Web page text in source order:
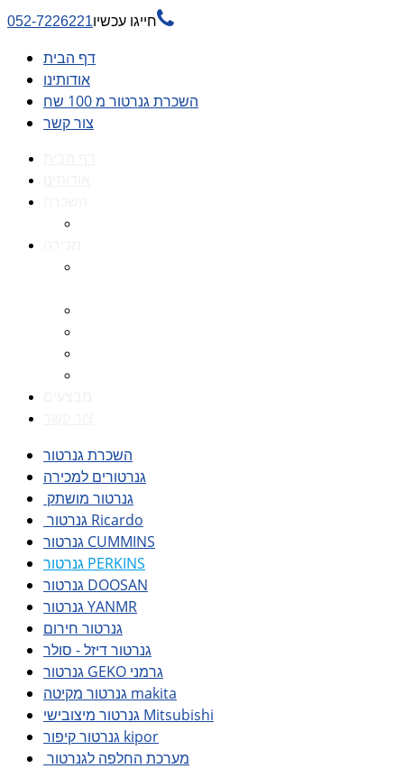
חייגו עכשיו052-7226221 
דף הבית
אודותינו
השכרת גנרטור מ 100 שח
צור קשר
השכרת גנרטור
גנרטורים למכירה
גנרטור מושתק
גנרטור Ricardo
גנרטור CUMMINS
גנרטור PERKINS
גנרטור DOOSAN
גנרטור YANMR
גנרטור חירום
גנרטור דיזל - סולר
גנרטור GEKO גרמני
גנרטור מקיטה makita
גנרטור מיצובישי Mitsubishi
גנרטור קיפור kipor
מערכת החלפה לגנרטור